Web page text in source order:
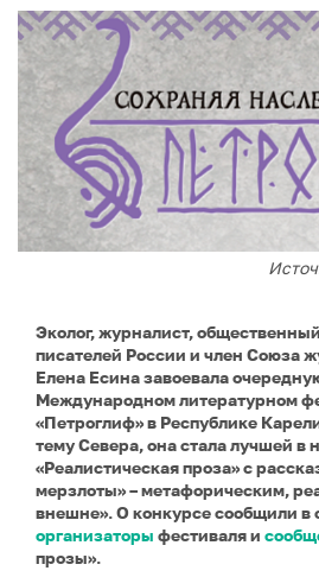
Эколог, журналист,
писателей России и член Союза
Елена Есина завоевала
Международном литературном
«Петроглиф» в Республике
тему Севера, она стала лучшей в
«Реалистическая проза» с
мерзлоты» – метафорическим,
внешне». О конкурсе сообщили в
организаторы фестиваля и
прозы».